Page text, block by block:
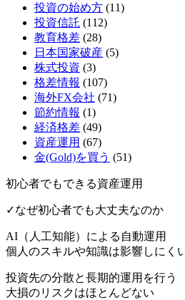
投資の始め方 (11)
投資信託 (112)
教育格差 (28)
日本国家破産 (5)
株式投資 (3)
格差情報 (107)
海外FX会社 (71)
節約情報 (1)
経済格差 (49)
資産運用 (67)
金(Gold)を買う (51)
初心者でもできる資産運用
✓なぜ初心者でも大丈夫なのか
AI（人工知能）による 自動運用
個人のスキルや知識は影響しにく
投資先の分散と長期的運用を行う
大損のリスクはほとんどない